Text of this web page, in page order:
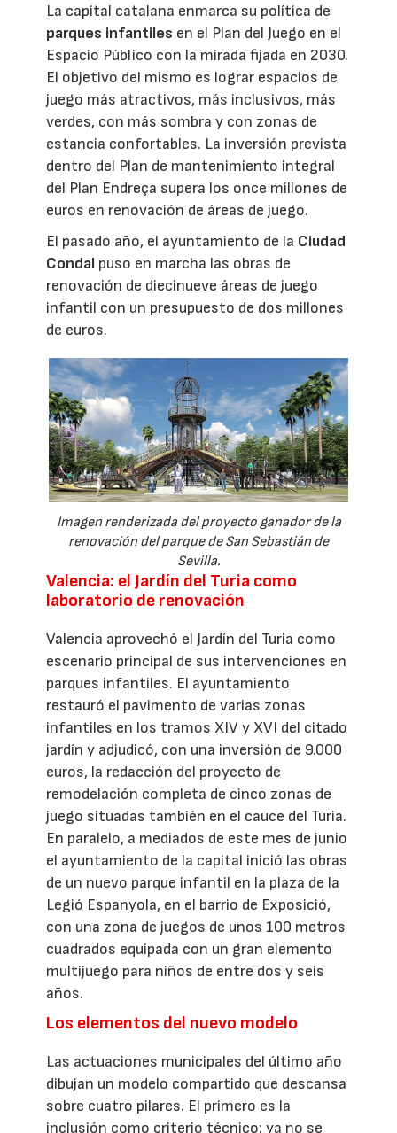
La capital catalana enmarca su política de
parques infantiles en el Plan del Juego en el
Espacio Público con la mirada fijada en 2030.
El objetivo del mismo es lograr espacios de
juego más atractivos, más inclusivos, más
verdes, con más sombra y con zonas de
estancia confortables. La inversión prevista
dentro del Plan de mantenimiento integral
del Plan Endreça supera los once millones de
euros en renovación de áreas de juego.
El pasado año, el ayuntamiento de la Ciudad
Condal puso en marcha las obras de
renovación de diecinueve áreas de juego
infantil con un presupuesto de dos millones
de euros.
Imagen renderizada del proyecto ganador de la
renovación del parque de San Sebastián de
Sevilla.
Valencia: el Jardín del Turia como
laboratorio de renovación
Valencia aprovechó el Jardín del Turia como
escenario principal de sus intervenciones en
parques infantiles. El ayuntamiento
restauró el pavimento de varias zonas
infantiles en los tramos XIV y XVI del citado
jardín y adjudicó, con una inversión de 9.000
euros, la redacción del proyecto de
remodelación completa de cinco zonas de
juego situadas también en el cauce del Turia.
En paralelo, a mediados de este mes de junio
el ayuntamiento de la capital inició las obras
de un nuevo parque infantil en la plaza de la
Legió Espanyola, en el barrio de Exposició,
con una zona de juegos de unos 100 metros
cuadrados equipada con un gran elemento
multijuego para niños de entre dos y seis
años.
Los elementos del nuevo modelo
Las actuaciones municipales del último año
dibujan un modelo compartido que descansa
sobre cuatro pilares. El primero es la
inclusión como criterio técnico: ya no se